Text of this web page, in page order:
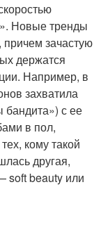
Новые тренды
зачастую
держатся
Например, в
захватила
бандита») с ее
в пол,
кому такой
другая,
soft beauty или